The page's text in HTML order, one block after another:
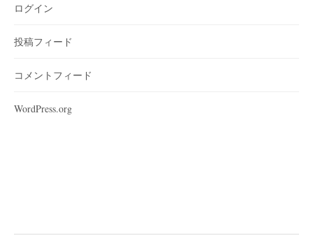
ログイン
投稿フィード
コメントフィード
WordPress.org